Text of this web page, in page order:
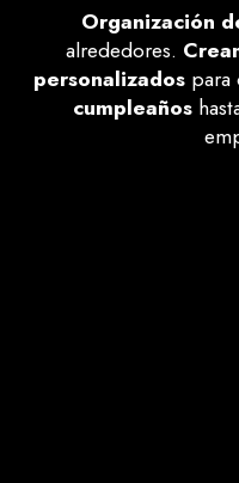
Organización
alrededores.
personalizadospara
cumpleaños